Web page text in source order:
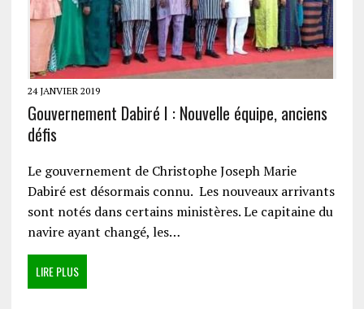
24 JANVIER 2019
Gouvernement Dabiré I : Nouvelle équipe, anciens
défis
Le gouvernement de Christophe Joseph Marie
Dabiré est désormais connu. Les nouveaux arrivants
sont notés dans certains ministères. Le capitaine du
navire ayant changé, les…
LIRE PLUS